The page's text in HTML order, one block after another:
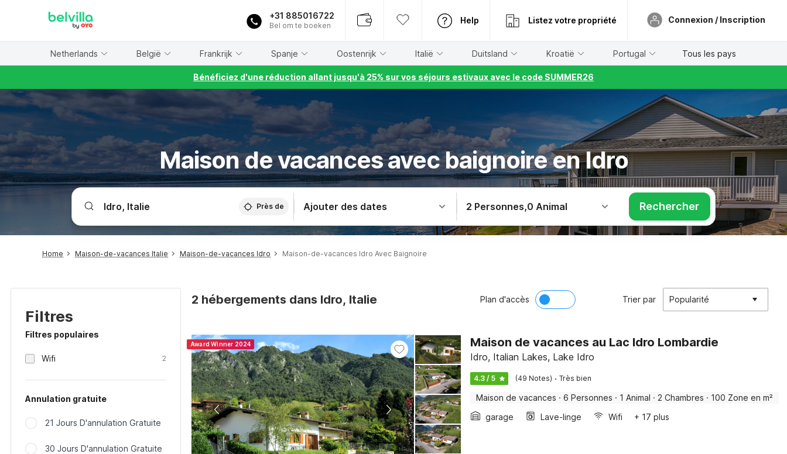
+31 885016722
Bel om te boeken
Help Listez votre propriété Connexion / Inscription
Netherlands België Frankrijk Spanje Oostenrijk Italië Duitsland Kroatië Portugal Tous les pays
Bénéficiez d'une réduction allant jusqu'à 25% sur vos séjours estivaux avec le code SUMMER26
Maison de vacances avec baignoire en Idro
Près de Ajouter des dates 2 Personnes,0 Animal Rechercher
Home Maison-de-vacances Italie Maison-de-vacances Idro Maison-de-vacances Idro Avec Baignoire
Filtres
Filtres populaires
Wifi 2
Annulation gratuite
21 Jours D'annulation Gratuite
30 Jours D'annulation Gratuite
2 hébergements dans Idro, Italie Plan d'accès Trier par Popularité
Award Winner 2024 Maison de vacances au Lac Idro Lombardie
Idro, Italian Lakes, Lake Idro
4.3 / 5 (49 Notes) · Très bien
Maison de vacances · 6 Personnes · 1 Animal · 2 Chambres · 100 Zone en m²
garage
Lave-linge Wifi + 17 plus